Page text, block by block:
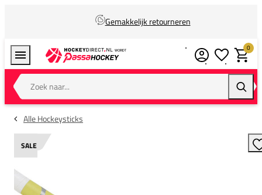
Gemakkelijk retourneren
Zoek naar...
0
Alle Hockeysticks
SALE